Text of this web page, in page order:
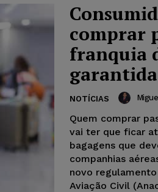
comprar
franquia
garantida
NOTÍCIAS
Quem comprar
vai ter que ficar
bagagens que
companhias
novo
Aviação Civil